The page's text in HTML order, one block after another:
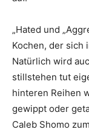
„Hated und
Kochen, der sich
Natürlich wird
stillstehen tut
hinteren Reihen
gewippt oder
Caleb Shomo